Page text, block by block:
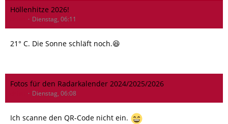
Höllenhitze 2026!
Dienstag, 06:11
21° C. Die Sonne schläft noch.😆
Fotos für den Radarkalender 2024/2025/2026
Dienstag, 06:08
Ich scanne den QR-Code nicht ein.